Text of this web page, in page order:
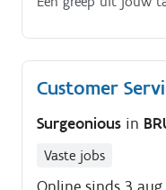
tanken.-
voorbereiding van
feestmateriaal.-
situaties.
Customer
Surgeonious in
Vaste jobs